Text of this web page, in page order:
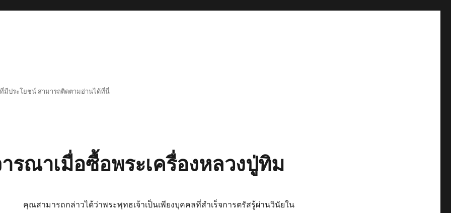
มีประโยชน์ สามารถติดตามอ่านได้ที่นี่
รณาเมื่อซื้อพระเครื่องหลวงปู่ทิม
คุณสามารถกล่าวได้ว่าพระพุทธเจ้าเป็นเพียงบุคคลที่สำเร็จการตรัสรู้ผ่านวินัยใน